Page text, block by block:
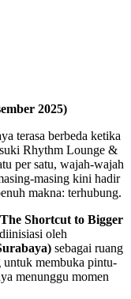
2025)
terasa berbeda ketika
Rhythm Lounge &
per satu, wajah-wajah
masing kini hadir
makna: terhubung.
Shortcut to Bigger
oleh
sebagai ruang
untuk membuka pintu-
menunggu momen